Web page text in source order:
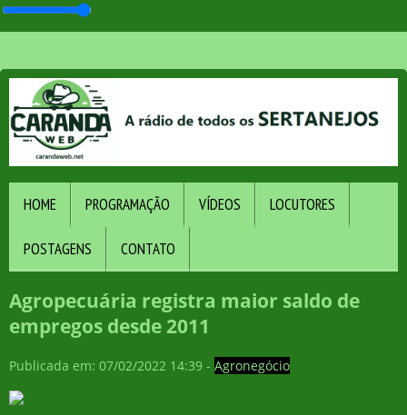
HOME PROGRAMAÇÃO VÍDEOS LOCUTORES
POSTAGENS CONTATO
Agropecuária registra maior saldo de
empregos desde 2011
Publicada em: 07/02/2022 14:39 - Agronegócio